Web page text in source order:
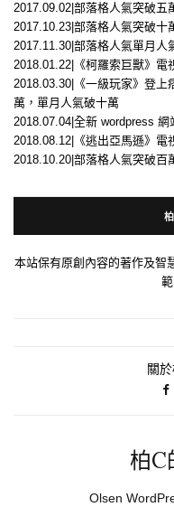
2017.09.02|部落格人氣突破五
2017.10.23|部落格人氣突破十
2017.11.30|部落格人氣單月人
2018.01.22|《柯羅索巨獸》電
2018.03.30|《一級玩家》登
萬，單月人氣破十萬
2018.07.04|全新 wordpress 網
2018.08.12|《逃出亞馬遜》
2018.10.20|部落格人氣突破百
本站保有原創內容的著作及智
關
柏C
Olsen